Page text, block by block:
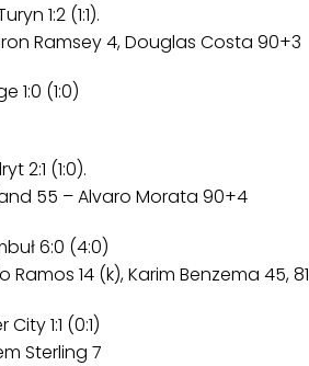
1:2 (1:1).
Ramsey 4, Douglas Costa 90+3
1:0 (1:0)
2:1 (1:0).
55 – Alvaro Morata 90+4
6:0 (4:0)
Ramos 14 (k), Karim Benzema 45, 81
1:1 (0:1)
Sterling 7